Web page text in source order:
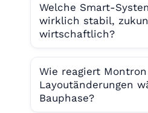
Welche Smart-
wirklich stabil,
wirtschaftlich?
Wie reagiert
Layoutänderungen
Bauphase?